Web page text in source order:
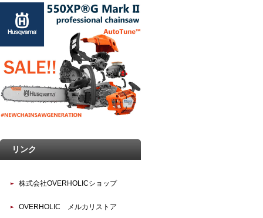
リンク
株式会社OVERHOLICショップ
OVERHOLIC メルカリストア